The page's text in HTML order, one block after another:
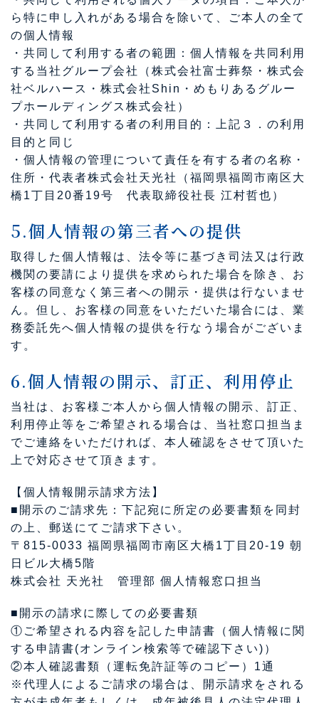
ら特に申し入れがある場合を除いて、ご本人の全て
の個人情報
・共同して利用する者の範囲：個人情報を共同利用
する当社グループ会社（株式会社富士葬祭・株式会
社ベルハース・株式会社Shin・めもりあるグルー
プホールディングス株式会社）
・共同して利用する者の利用目的：上記３．の利用
目的と同じ
・個人情報の管理について責任を有する者の名称・
住所・代表者株式会社天光社（福岡県福岡市南区大
橋1丁目20番19号 代表取締役社長 江村哲也）
5.個人情報の第三者への提供
取得した個人情報は、法令等に基づき司法又は行政
機関の要請により提供を求められた場合を除き、お
客様の同意なく第三者への開示・提供は行ないませ
ん。但し、お客様の同意をいただいた場合には、業
務委託先へ個人情報の提供を行なう場合がございま
す。
6.個人情報の開示、訂正、利用停止
当社は、お客様ご本人から個人情報の開示、訂正、
利用停止等をご希望される場合は、当社窓口担当ま
でご連絡をいただければ、本人確認をさせて頂いた
上で対応させて頂きます。
【個人情報開示請求方法】
■開示のご請求先：下記宛に所定の必要書類を同封
の上、郵送にてご請求下さい。
〒815-0033 福岡県福岡市南区大橋1丁目20-19 朝
日ビル大橋5階
株式会社 天光社 管理部 個人情報窓口担当
■開示の請求に際しての必要書類
①ご希望される内容を記した申請書（個人情報に関
する申請書(オンライン検索等で確認下さい)）
②本人確認書類（運転免許証等のコピー）1通
※代理人によるご請求の場合は、開示請求をされる